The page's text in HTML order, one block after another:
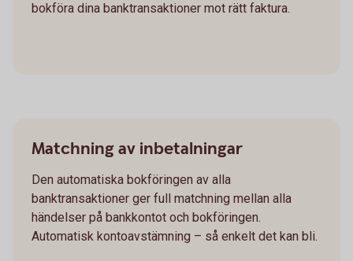
bokföra dina banktransaktioner mot rätt faktura.
Matchning av inbetalningar
Den automatiska bokföringen av alla
banktransaktioner ger full matchning mellan alla
händelser på bankkontot och bokföringen.
Automatisk kontoavstämning – så enkelt det kan bli.